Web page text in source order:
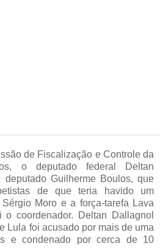
de Fiscalização e Controle da
o deputado federal Deltan
deputado Guilherme Boulos, que
de que teria havido um
Moro e a força-tarefa Lava
coordenador. Deltan Dallagnol
Lula foi acusado por mais de uma
e condenado por cerca de 10